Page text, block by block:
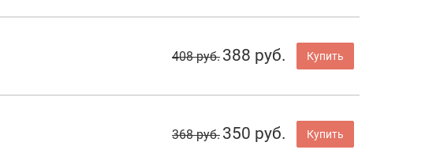
408 руб. 388 руб. Купить
368 руб. 350 руб. Купить